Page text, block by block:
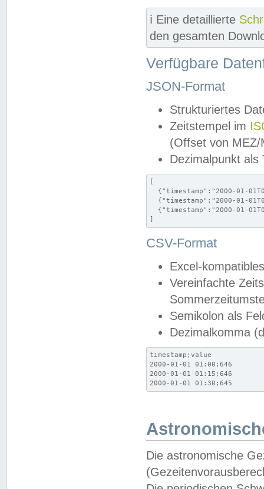
ℹ️ Eine detaillierte
den gesamten
Verfügbare
JSON-Format
Strukturiertes
Zeitstempel im
(Offset von MEZ/
Dezimalpunkt als
[
{"timestamp":"2000-01-
{"timestamp":"2000-01-
{"timestamp":"2000-01-
]
CSV-Format
Excel-
Vereinfachte
Semikolon als
Dezimalkomma
timestamp;value
2000-01-01 01:00;646
2000-01-01 01:15;646
2000-01-01 01:30;645
Die astronomische